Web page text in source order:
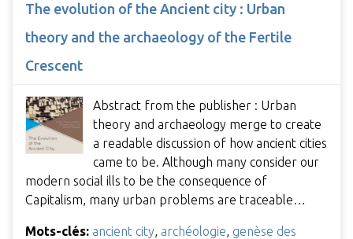
The evolution of the Ancient city : Urban
theory and the archaeology of the Fertile
Crescent
Abstract from the publisher : Urban
theory and archaeology merge to create
a readable discussion of how ancient cities
came to be. Although many consider our
modern social ills to be the consequence of
Capitalism, many urban problems are traceable…
Mots-clés: ancient city, archéologie, genèse des